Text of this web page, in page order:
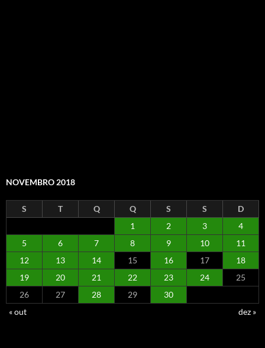
NOVEMBRO 2018
S T Q Q S S
D
1
2 3
4
5
6 7 8 9 10
11
12
13 14 15 16 17
18
19
20 21 22 23 24
25
26
27 28 29
30
« out
dez »